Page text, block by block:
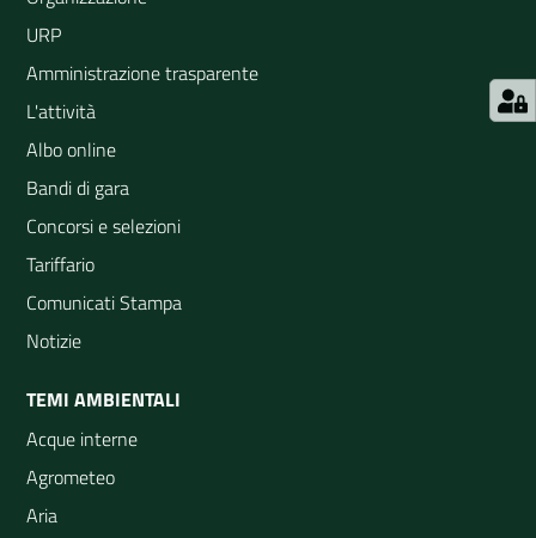
URP
Amministrazione trasparente
L'attività
Albo online
Bandi di gara
Concorsi e selezioni
Tariffario
Comunicati Stampa
Notizie
TEMI AMBIENTALI
Acque interne
Agrometeo
Aria